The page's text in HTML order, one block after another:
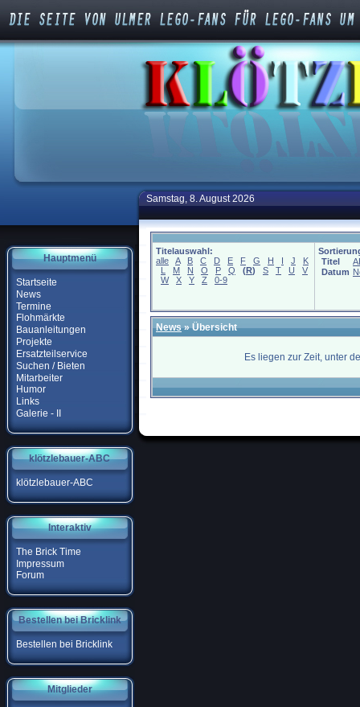
Hauptmenü
Startseite
News
Termine
Flohmärkte
Bauanleitungen
Projekte
Ersatzteilservice
Suchen / Bieten
Mitarbeiter
Humor
Links
Galerie - II
klötzlebauer-ABC
klötzlebauer-ABC
Interaktiv
The Brick Time
Impressum
Forum
Bestellen bei Bricklink
Bestellen bei Bricklink
Mitglieder
Samstag, 8. August 2026
Titelauswahl:
alle
A B C D E F G H I J
K
L
M N O P Q (R) S T U
V
W
X Y Z 0-9
Titel
Datum
News» Übersicht
Es liegen zur Zeit, unter